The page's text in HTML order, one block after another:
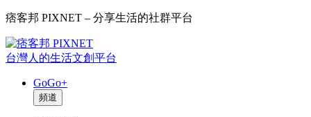
痞客邦 PIXNET – 分享生活的社群平台
台灣人的生活文創平台
GoGo+
頻道